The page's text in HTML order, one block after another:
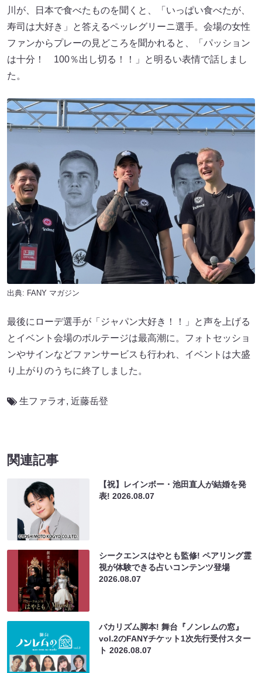
川が、日本で食べたものを聞くと、「いっぱい食べたが、
寿司は大好き」と答えるペッレグリーニ選手。会場の女性
ファンからプレーの見どころを聞かれると、「パッション
は十分！ 100％出し切る！！」と明るい表情で話しまし
た。
出典: FANY マガジン
最後にローデ選手が「ジャパン大好き！！」と声を上げる
とイベント会場のボルテージは最高潮に。フォトセッショ
ンやサインなどファンサービスも行われ、イベントは大盛
り上がりのうちに終了しました。
生ファラオ, 近藤岳登
関連記事
【祝】レインボー・池田直人が結婚を発
表!2026.08.07
シークエンスはやとも監修! ペアリング霊
視が体験できる占いコンテンツ登場
2026.08.07
バカリズム脚本! 舞台『ノンレムの窓』
vol.2のFANYチケット1次先行受付スター
ト2026.08.07